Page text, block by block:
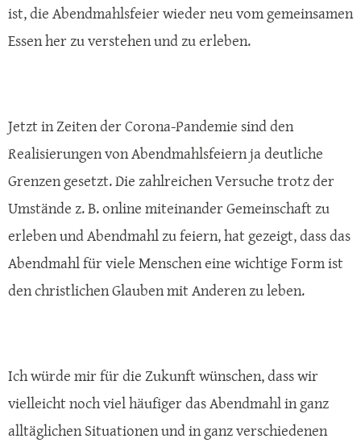
ist, die Abendmahlsfeier wieder neu vom gemeinsamen
Essen her zu verstehen und zu erleben.
Jetzt in Zeiten der Corona-Pandemie sind den
Realisierungen von Abendmahlsfeiern ja deutliche
Grenzen gesetzt. Die zahlreichen Versuche trotz der
Umstände z. B. online miteinander Gemeinschaft zu
erleben und Abendmahl zu feiern, hat gezeigt, dass das
Abendmahl für viele Menschen eine wichtige Form ist
den christlichen Glauben mit Anderen zu leben.
Ich würde mir für die Zukunft wünschen, dass wir
vielleicht noch viel häufiger das Abendmahl in ganz
alltäglichen Situationen und in ganz verschiedenen